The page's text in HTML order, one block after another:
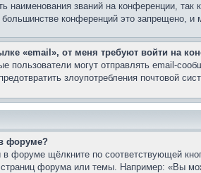
наименования званий на конференции,
конференций это запрещено, и
«email», от меня требуют войти на
пользователи могут отправлять email-
злоупотребления почтовой
форуме?
форуме щёлкните по соответствующей
страниц форума или темы. Например: «Вы